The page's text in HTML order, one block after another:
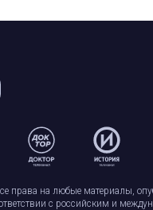
права на любые материалы,
с российским и